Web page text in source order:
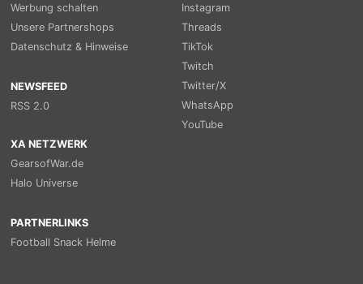
Werbung schalten
Unsere Partnershops
Datenschutz & Hinweise
NEWSFEED
RSS 2.0
Instagram
Threads
TikTok
Twitch
Twitter/X
WhatsApp
YouTube
XA NETZWERK
GearsofWar.de
Halo Universe
PARTNERLINKS
Football Snack Helme